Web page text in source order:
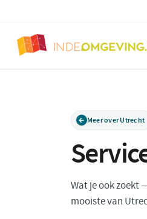
Meer over Utrecht
Wat je ook zoekt
mooiste van